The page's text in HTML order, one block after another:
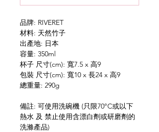
品牌: RIVERET
材料: 天然竹子
出產地: 日本
容量: 350ml
杯子 尺寸(cm): 寬7.5 x 高9
包裝 尺寸(cm): 寬10 x 長24 x 高9
總重量: 290g
備註: 可使用洗碗機 (只限70°C或以下
熱水 及 禁止使用含漂白劑或研磨劑的
洗滌產品)